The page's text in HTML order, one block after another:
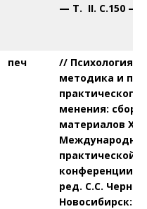
— Т. II. С.150 —
печ
// Психология и
методика и
практического
менения:
материалов ХLV
практической
конференции /
ред. С.С.
Новосибирск: